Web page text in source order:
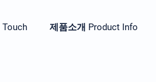
제품소개 Product Info